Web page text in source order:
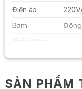
Điện áp
Bơm
Khối lượng
đóng gói
SẢN PHẨM